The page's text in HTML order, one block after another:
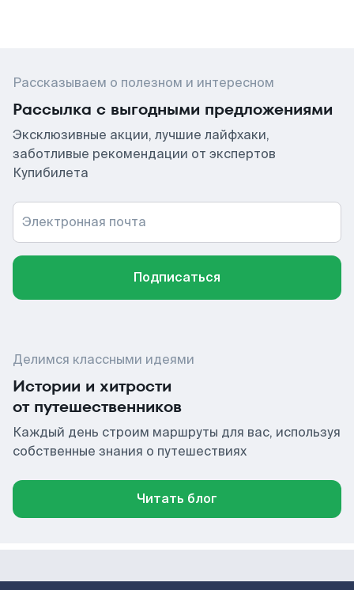
Рассказываем о полезном и интересном
Рассылка с выгодными предложениями
Эксклюзивные акции, лучшие лайфхаки,
заботливые рекомендации от экспертов
Купибилета
Электронная почта
Подписаться
Делимся классными идеями
Истории и хитрости
от путешественников
Каждый день строим маршруты для вас, используя
собственные знания о путешествиях
Читать блог